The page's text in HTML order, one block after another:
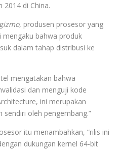
2014 di China.
, produsen prosesor yang
mengaku bahwa produk
dalam tahap distribusi ke
mengatakan bahwa
dan menguji kode
ini merupakan
sendiri oleh pengembang.”
itu menambahkan, “rilis ini
dukungan kernel 64-bit